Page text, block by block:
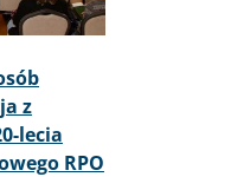
z
lecia
RPO